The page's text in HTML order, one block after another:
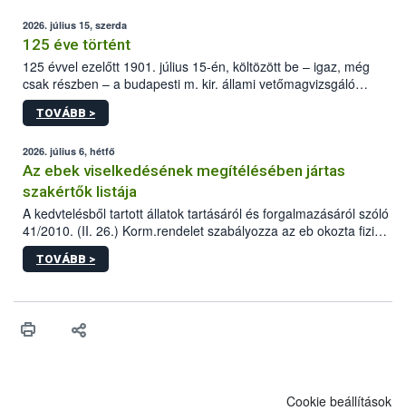
2026. július 15, szerda
125 éve történt
125 évvel ezelőtt 1901. július 15-én, költözött be – igaz, még
csak részben – a budapesti m. kir. állami vetőmagvizsgáló
állomás a Kis Rókus utca 15. szám alatti, Czigler Győző által
tervezett új épületébe.
TOVÁBB >
2026. július 6, hétfő
Az ebek viselkedésének megítélésében jártas
szakértők listája
A kedvtelésből tartott állatok tartásáról és forgalmazásáról szóló
41/2010. (II. 26.) Korm.rendelet szabályozza az eb okozta fizikai
sérülés, illetve ennek veszélye keletkezésekor felmerülő
hatósági feladatokat, valamint a veszélyes eb tartását és annak
vonni az ebek viselkedésének megítélésében jártas szakértőt.
TOVÁBB >
Cookie beállítások